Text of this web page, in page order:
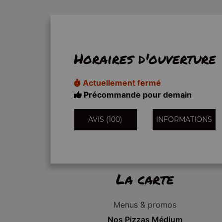
Horaires d'ouverture
Actuellement fermé
Précommande pour demain
AVIS (100) INFORMATIONS
La carte
Menus & promos
Nos Pizzas Médium